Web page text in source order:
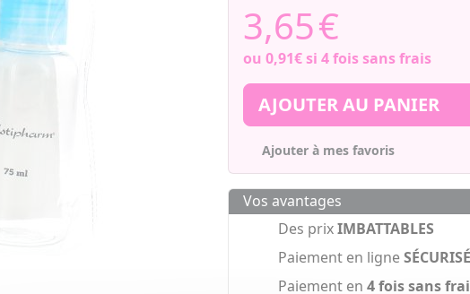
3,65€
ou 0,91€si 4 fois sans frais
AJOUTER AU PANIER
Ajouter à mes favoris
Vos avantages
Des prixIMBATTABLES
Paiement en ligneSÉCURISÉ
Paiement en 4 fois sans